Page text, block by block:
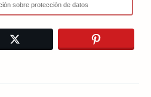
sobre protección de datos